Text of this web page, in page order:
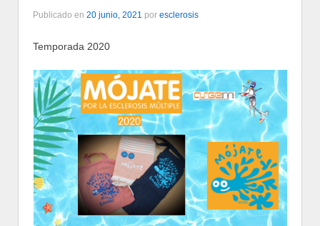
Publicado en 20 junio, 2021 por esclerosis
Temporada 2020